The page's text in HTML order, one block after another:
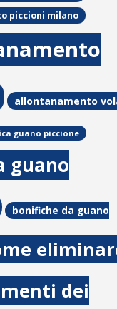
piccioni milano
allontanamento
guano piccione
guano
bonifiche da guano
dei